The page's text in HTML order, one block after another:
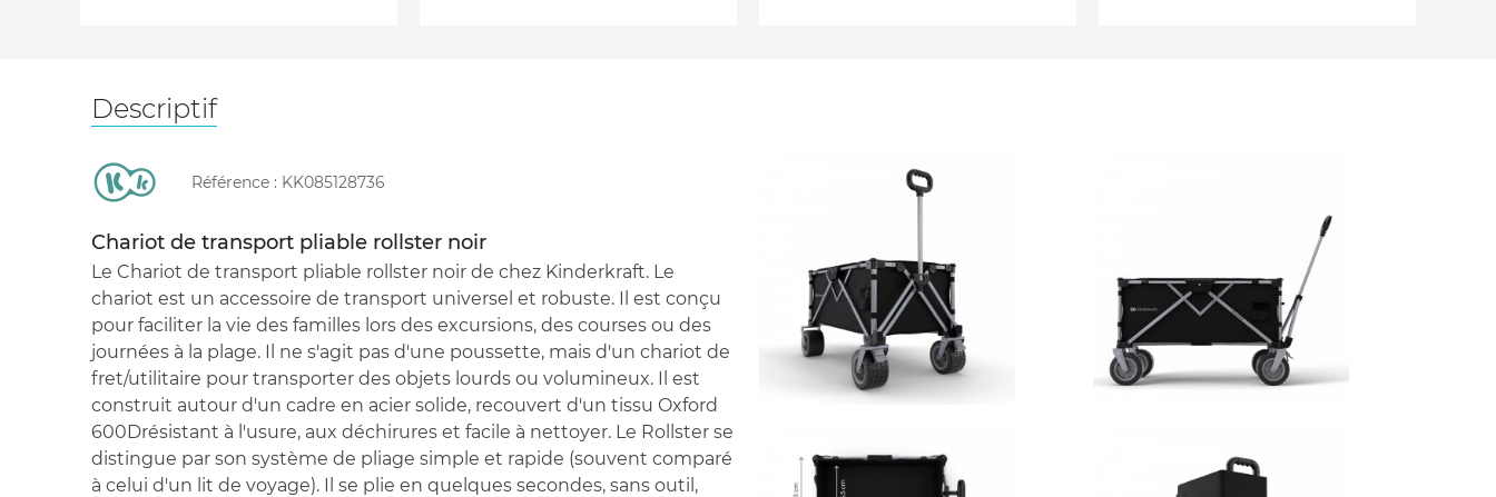
Descriptif
Référence : KK085128736
Chariot de transport pliable rollster noir
Le Chariot de transport pliable rollster noir de chez Kinderkraft. Le
chariot est un accessoire de transport universel et robuste. Il est conçu
pour faciliter la vie des familles lors des excursions, des courses ou des
journées à la plage. Il ne s'agit pas d'une poussette, mais d'un chariot de
fret/utilitaire pour transporter des objets lourds ou volumineux. Il est
construit autour d'un cadre en acier solide, recouvert d'un tissu Oxford
600Drésistant à l'usure, aux déchirures et facile à nettoyer. Le Rollster se
distingue par son système de pliage simple et rapide (souvent comparé
à celui d'un lit de voyage). Il se plie en quelques secondes, sans outil,